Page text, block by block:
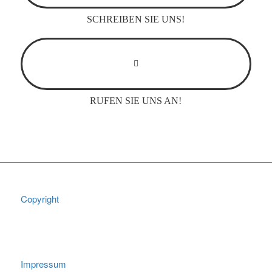
SCHREIBEN SIE UNS!
RUFEN SIE UNS AN!
Copyright
Impressum